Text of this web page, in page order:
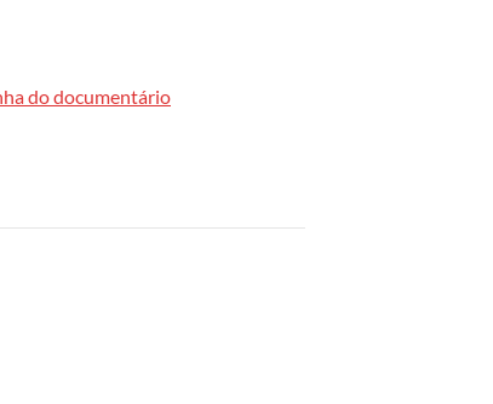
do documentário